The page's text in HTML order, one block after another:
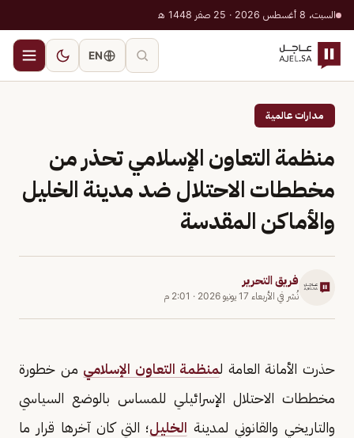
السبت، 8 أغسطس 2026 · 25 صفر 1448 هـ
EN
مدارات عالمية
منظمة التعاون الإسلامي تحذر من
مخططات الاحتلال ضد مدينة الخليل
والأماكن المقدسة
فريق التحرير
نُشر في الأربعاء 17 يونيو 2026 · 2:01 م
حذرت الأمانة العامة لمنظمة التعاون الإسلامي من خطورة
مخططات الاحتلال الإسرائيلي للمساس بالوضع السياسي
والتاريخي والقانوني لمدينة الخليل؛ التي كان آخرها قرار ما